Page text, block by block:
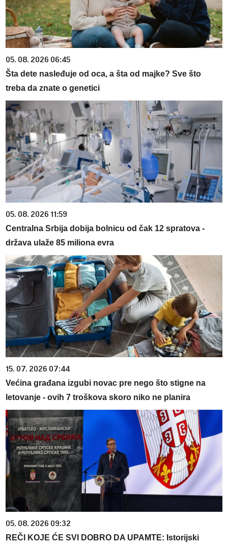
05. 08. 2026 06:45
Šta dete nasleđuje od oca, a šta od majke? Sve što
treba da znate o genetici
05. 08. 2026 11:59
Centralna Srbija dobija bolnicu od čak 12 spratova -
država ulaže 85 miliona evra
15. 07. 2026 07:44
Većina građana izgubi novac pre nego što stigne na
letovanje - ovih 7 troškova skoro niko ne planira
05. 08. 2026 09:32
REČI KOJE ĆE SVI DOBRO DA UPAMTE: Istorijski